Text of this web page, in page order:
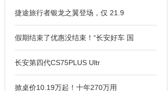
捷途旅行者银龙之翼登场，仅 21.9
假期结束了优惠没结束！“长安好车 国
长安第四代CS75PLUS Ultr
掀桌价10.19万起！十年270万用